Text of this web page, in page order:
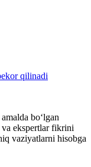
qilinadi
boʻlgan
ekspertlar fikrini
vaziyatlarni hisobga